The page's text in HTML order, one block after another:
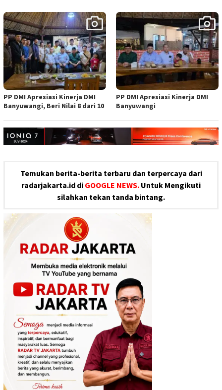
PP DMI Apresiasi Kinerja DMI
Banyuwangi, Beri Nilai 8 dari 10
PP DMI Apresiasi Kinerja DMI
Banyuwangi
Temukan berita-berita terbaru dan terpercaya dari
radarjakarta.id di GOOGLE NEWS. Untuk Mengikuti
silahkan tekan tanda bintang.